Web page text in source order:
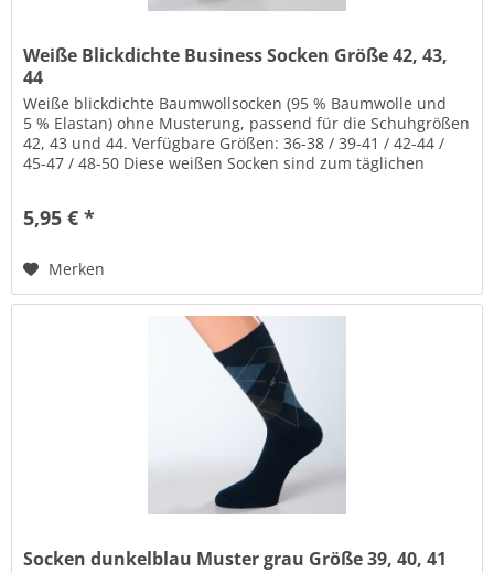
Weiße Blickdichte Business Socken Größe 42, 43,
44
Weiße blickdichte Baumwollsocken (95 % Baumwolle und
5 % Elastan) ohne Musterung, passend für die Schuhgrößen
42, 43 und 44. Verfügbare Größen: 36-38 / 39-41 / 42-44 /
45-47 / 48-50 Diese weißen Socken sind zum täglichen
5,95 € *
Merken
Socken dunkelblau Muster grau Größe 39, 40, 41